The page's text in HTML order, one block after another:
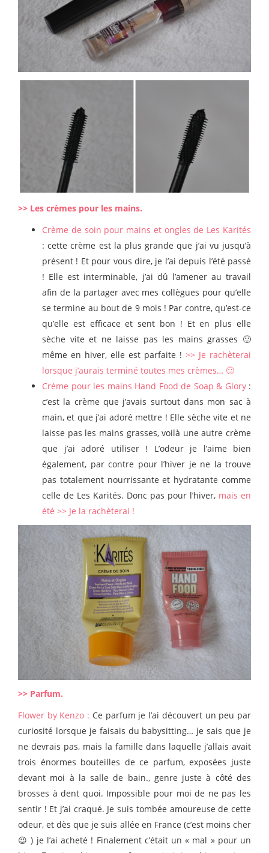
>> Les crèmes pour les mains.
Crème de soin pour mains et ongles de Les Karités
: cette crème est la plus grande que j’ai vu jusqu’à
présent ! Et pour vous dire, je l’ai depuis l’été passé
! Elle est interminable, j’ai dû l’amener au travail
afin de la partager avec mes collègues pour qu’elle
se termine au bout de 9 mois ! Par contre, qu’est-ce
qu’elle est efficace et sent bon ! Et en plus elle
sèche vite et ne laisse pas les mains grasses 🙂
même en hiver, elle est parfaite ! >> Je rachèterai
lorsque j’aurais terminé toutes mes crèmes… 🙂
Crème pour les mains Hand Food de Soap & Glory:
c’est la crème que j’avais surtout dans mon sac à
main, et que j’ai adoré mettre ! Elle sèche vite et ne
laisse pas les mains grasses, voilà une autre crème
que j’ai adoré utiliser ! L’odeur je l’aime bien
également, par contre pour l’hiver je ne la trouve
pas totalement nourrissante et hydratante comme
celle de Les Karités. Donc pas pour l’hiver, mais en
été >> Je la rachèterai !
>> Parfum.
Flower by Kenzo : Ce parfum je l’ai découvert un peu par
curiosité lorsque je faisais du babysitting… je sais que je
ne devrais pas, mais la famille dans laquelle j’allais avait
trois énormes bouteilles de ce parfum, exposées juste
devant moi à la salle de bain., genre juste à côté des
brosses à dent quoi. Impossible pour moi de ne pas les
sentir ! Et j’ai craqué. Je suis tombée amoureuse de cette
odeur, et dès que je suis allée en France (c’est moins cher
😉 ) je l’ai acheté ! Finalement c’était un « mal » pour un